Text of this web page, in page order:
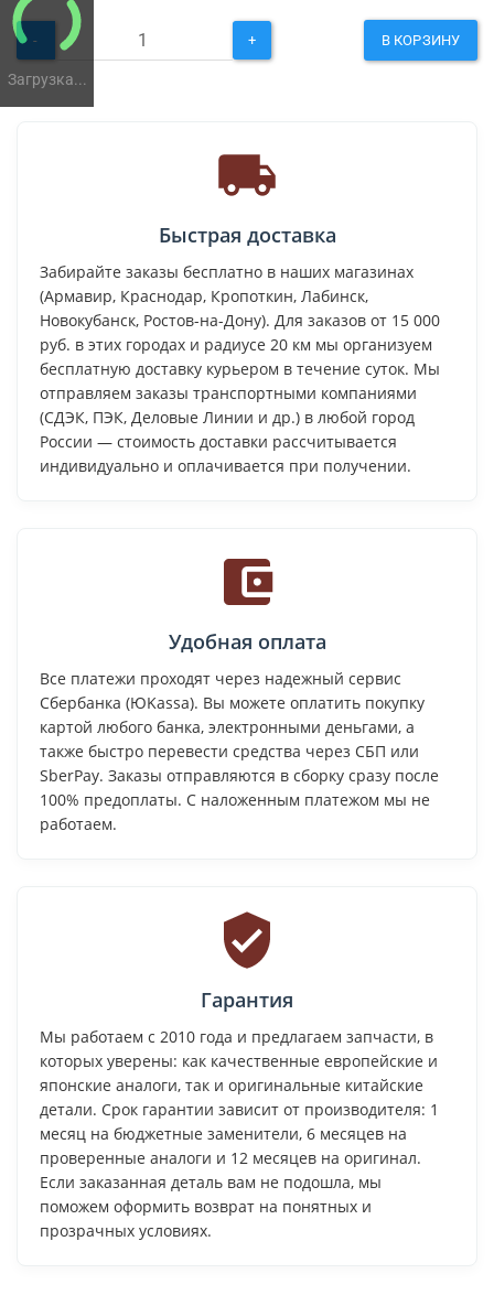
Загрузка...
- + В КОРЗИНУ
Быстрая доставка
Забирайте заказы бесплатно в наших магазинах
(Армавир, Краснодар, Кропоткин, Лабинск,
Новокубанск, Ростов-на-Дону). Для заказов от 15 000
руб. в этих городах и радиусе 20 км мы организуем
бесплатную доставку курьером в течение суток. Мы
отправляем заказы транспортными компаниями
(СДЭК, ПЭК, Деловые Линии и др.) в любой город
России — стоимость доставки рассчитывается
индивидуально и оплачивается при получении.
Удобная оплата
Все платежи проходят через надежный сервис
Сбербанка (ЮKassa). Вы можете оплатить покупку
картой любого банка, электронными деньгами, а
также быстро перевести средства через СБП или
SberPay. Заказы отправляются в сборку сразу после
100% предоплаты. С наложенным платежом мы не
работаем.
Гарантия
Мы работаем с 2010 года и предлагаем запчасти, в
которых уверены: как качественные европейские и
японские аналоги, так и оригинальные китайские
детали. Срок гарантии зависит от производителя: 1
месяц на бюджетные заменители, 6 месяцев на
проверенные аналоги и 12 месяцев на оригинал.
Если заказанная деталь вам не подошла, мы
поможем оформить возврат на понятных и
прозрачных условиях.